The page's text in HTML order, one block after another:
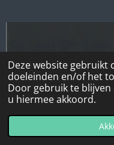
Deze website gebruikt
doeleinden en/of het
Door gebruik te blijven
u hiermee akkoord.